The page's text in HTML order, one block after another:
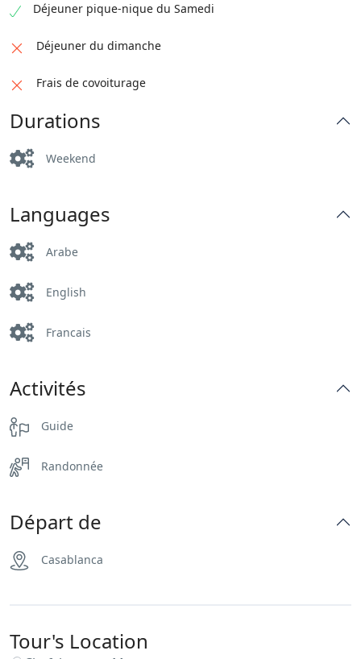
Déjeuner pique-nique du Samedi
Déjeuner du dimanche
Frais de covoiturage
Durations
Weekend
Languages
Arabe
English
Francais
Activités
Guide
Randonnée
Départ de
Casablanca
Tour's Location